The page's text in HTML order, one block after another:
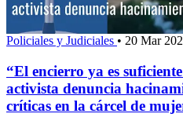
Policiales y Judiciales • 20 Mar
“El encierro ya es
activista denuncia
críticas en la cárcel de